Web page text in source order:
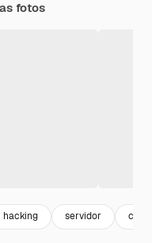
fotos
hacking servidor